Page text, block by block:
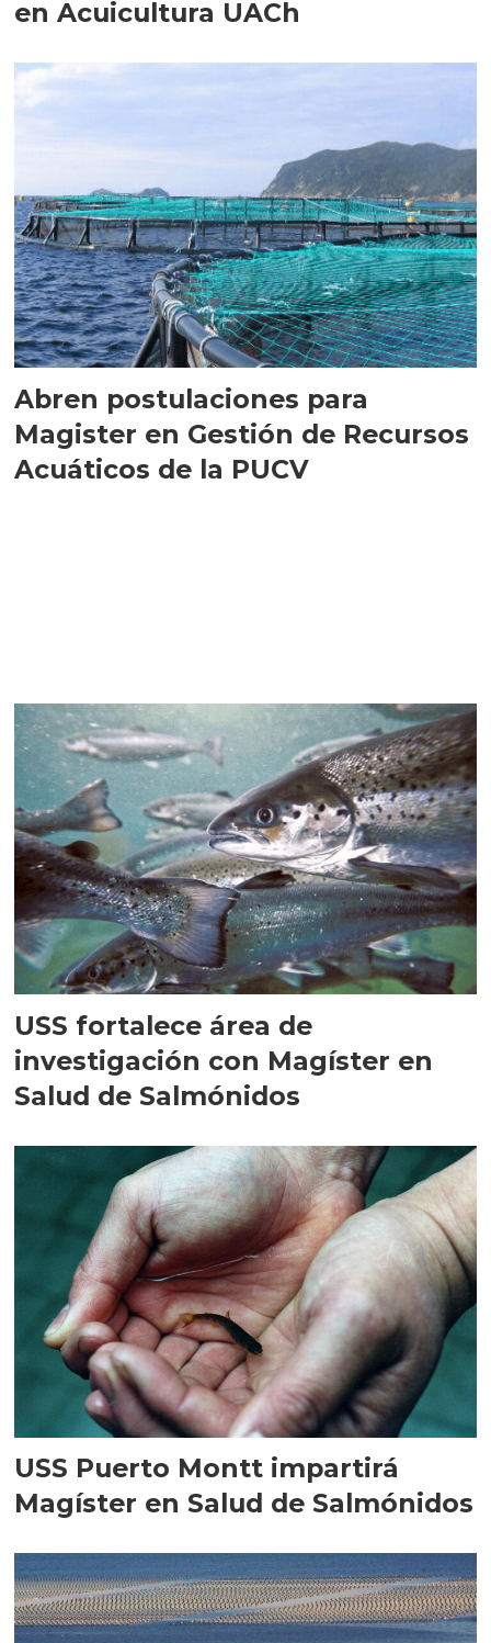
en Acuicultura UACh
Abren postulaciones para
Magister en Gestión de Recursos
Acuáticos de la PUCV
USS fortalece área de
investigación con Magíster en
Salud de Salmónidos
USS Puerto Montt impartirá
Magíster en Salud de Salmónidos